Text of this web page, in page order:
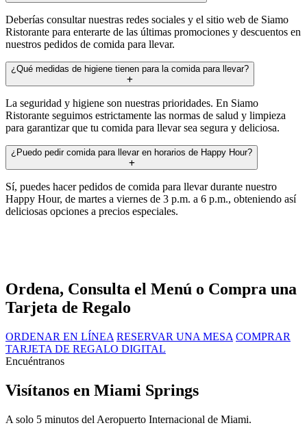
Deberías consultar nuestras redes sociales y el sitio web de Siamo
Ristorante para enterarte de las últimas promociones y descuentos en
nuestros pedidos de comida para llevar.
¿Qué medidas de higiene tienen para la comida para llevar?
La seguridad y higiene son nuestras prioridades. En Siamo
Ristorante seguimos estrictamente las normas de salud y limpieza
para garantizar que tu comida para llevar sea segura y deliciosa.
¿Puedo pedir comida para llevar en horarios de Happy Hour?
Sí, puedes hacer pedidos de comida para llevar durante nuestro
Happy Hour, de martes a viernes de 3 p.m. a 6 p.m., obteniendo así
deliciosas opciones a precios especiales.
Ordena, Consulta el Menú o Compra una
Tarjeta de Regalo
ORDENAR EN LÍNEA RESERVAR UNA MESA COMPRAR
TARJETA DE REGALO DIGITAL
Encuéntranos
Visítanos en Miami Springs
A solo 5 minutos del Aeropuerto Internacional de Miami.